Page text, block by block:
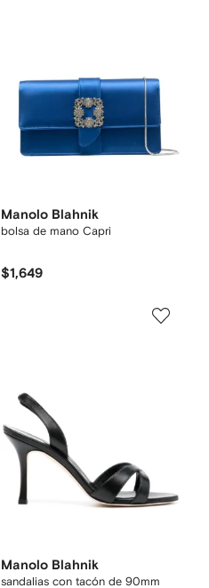
Manolo Blahnik
bolsa de mano Capri
$1,649
Manolo Blahnik
sandalias con tacón de 90mm